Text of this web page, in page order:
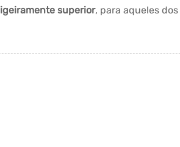
superior, para aqueles dos